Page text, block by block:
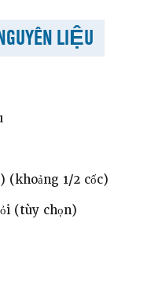
LIỆU
(khoảng 1/2 cốc)
(tùy chọn)